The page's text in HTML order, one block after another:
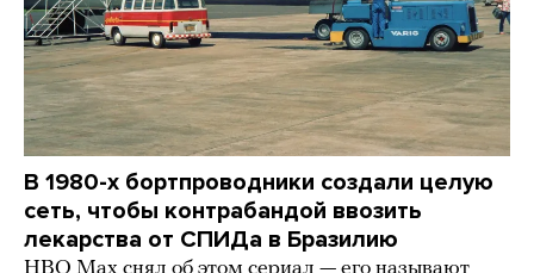
В 1980-х бортпроводники создали целую
сеть, чтобы контрабандой ввозить
лекарства от СПИДа в Бразилию
HBO Max снял об этом сериал — его называют